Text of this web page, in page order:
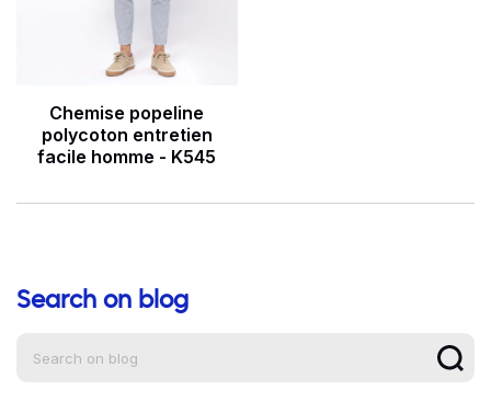
Chemise popeline
polycoton entretien
facile homme - K545
Aide à la navigation
Search on blog